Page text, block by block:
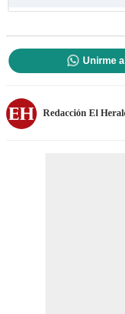
Unirme
Redacción El